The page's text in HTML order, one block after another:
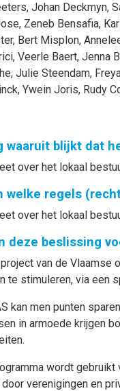
, Johan Deckmyn,
, Zeneb Bensafia,
, Bert Misplon,
, Veerle Baert, Jenna
, Julie Steendam,
, Ywein Joris, Rudy
waaruit blijkt dat
over het lokaal
welke regels
over het lokaal
deze beslissing
van de
te stimuleren, via een
kan men punten
in armoede krijgen
wordt
verenigingen en